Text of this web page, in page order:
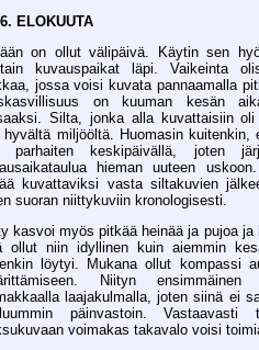
ELOKUUTA
on ollut välipäivä. Käytin sen
kuvauspaikat läpi. Vaikeinta
jossa voisi kuvata pannaamalla
on kuuman kesän
Silta, jonka alla kuvattaisiin
hyvältä miljööltä. Huomasin kuitenkin,
parhaiten keskipäivällä, joten
hieman uuteen
kuvattaviksi vasta siltakuvien
suoran niittykuviin kronologisesti.
kasvoi myös pitkää heinää ja pujoa
ollut niin idyllinen kuin aiemmin
löytyi. Mukana ollut kompassi
Niityn
laajakulmalla, joten siinä ei
päinvastoin. Vastaavasti
voimakas takavalo voisi